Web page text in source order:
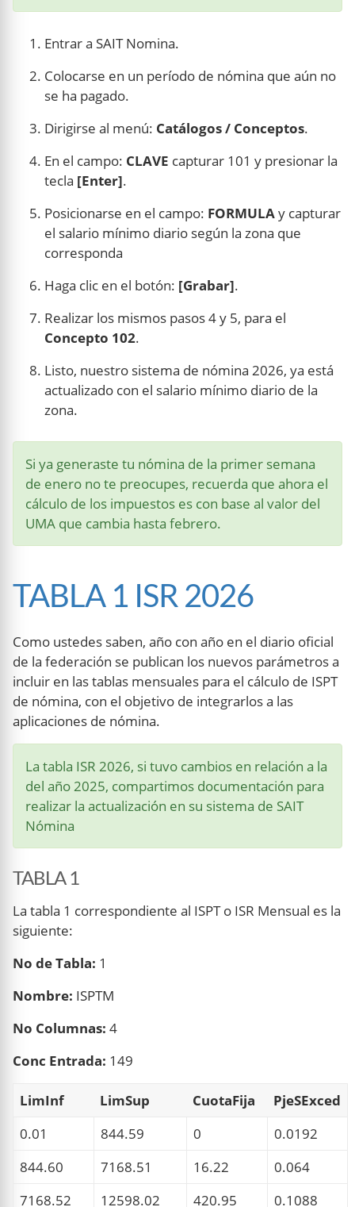
Entrar a SAIT Nomina.
Colocarse en un período de nómina que aún no
se ha pagado.
Dirigirse al menú: Catálogos / Conceptos.
En el campo: CLAVE capturar 101 y presionar la
tecla [Enter].
Posicionarse en el campo: FORMULAy capturar
el salario mínimo diario según la zona que
corresponda
Haga clic en el botón: [Grabar].
Realizar los mismos pasos 4 y 5, para el
Concepto 102.
Listo, nuestro sistema de nómina 2026, ya está
actualizado con el salario mínimo diario de la
zona.
Si ya generaste tu nómina de la primer semana
de enero no te preocupes, recuerda que ahora el
cálculo de los impuestos es con base al valor del
UMA que cambia hasta febrero.
TABLA 1 ISR 2026
Como ustedes saben, año con año en el diario oficial
de la federación se publican los nuevos parámetros a
incluir en las tablas mensuales para el cálculo de ISPT
de nómina, con el objetivo de integrarlos a las
aplicaciones de nómina.
La tabla ISR 2026, si tuvo cambios en relación a la
del año 2025, compartimos documentación para
realizar la actualización en su sistema de SAIT
Nómina
TABLA 1
La tabla 1 correspondiente al ISPT o ISR Mensual es la
siguiente:
No de Tabla: 1
Nombre: ISPTM
No Columnas: 4
Conc Entrada: 149
LimInf LimSup CuotaFija
PjeSExced
0.01
844.59 0
0.0192
844.60
7168.51 16.22
0.064
7168.52
12598.02 420.95 0.1088